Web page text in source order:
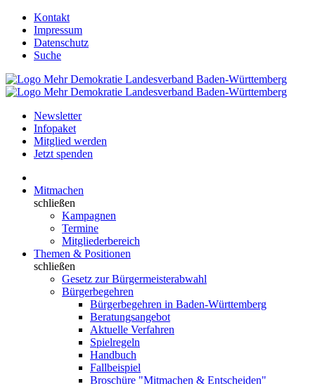
Kontakt
Impressum
Datenschutz
Suche
Newsletter
Infopaket
Mitglied werden
Jetzt spenden
Mitmachen
schließen
Kampagnen
Termine
Mitgliederbereich
Themen & Positionen
schließen
Gesetz zur Bürgermeisterabwahl
Bürgerbegehren
Bürgerbegehren in Baden-Württemberg
Beratungsangebot
Aktuelle Verfahren
Spielregeln
Handbuch
Fallbeispiel
Broschüre "Mitmachen & Entscheiden"